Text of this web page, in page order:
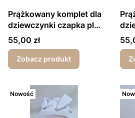
Prążkowany komplet dla
dziewczynki czapka plus
komin zawieszka różowy
Cena
55,00 zł
Zobacz produkt
Nowość